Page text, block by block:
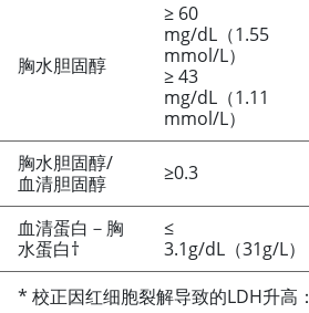
胸水胆固醇
≥ 60
mg/dL（1.55
mmol/L）
≥43
mg/dL（1.11
mmol/L）
胸水胆固醇/
血清胆固醇
≥0.3
血清蛋白－胸
水蛋白†
≤
3.1g/dL（31g/L）
* 校正因红细胞裂解导致的LDH升高：